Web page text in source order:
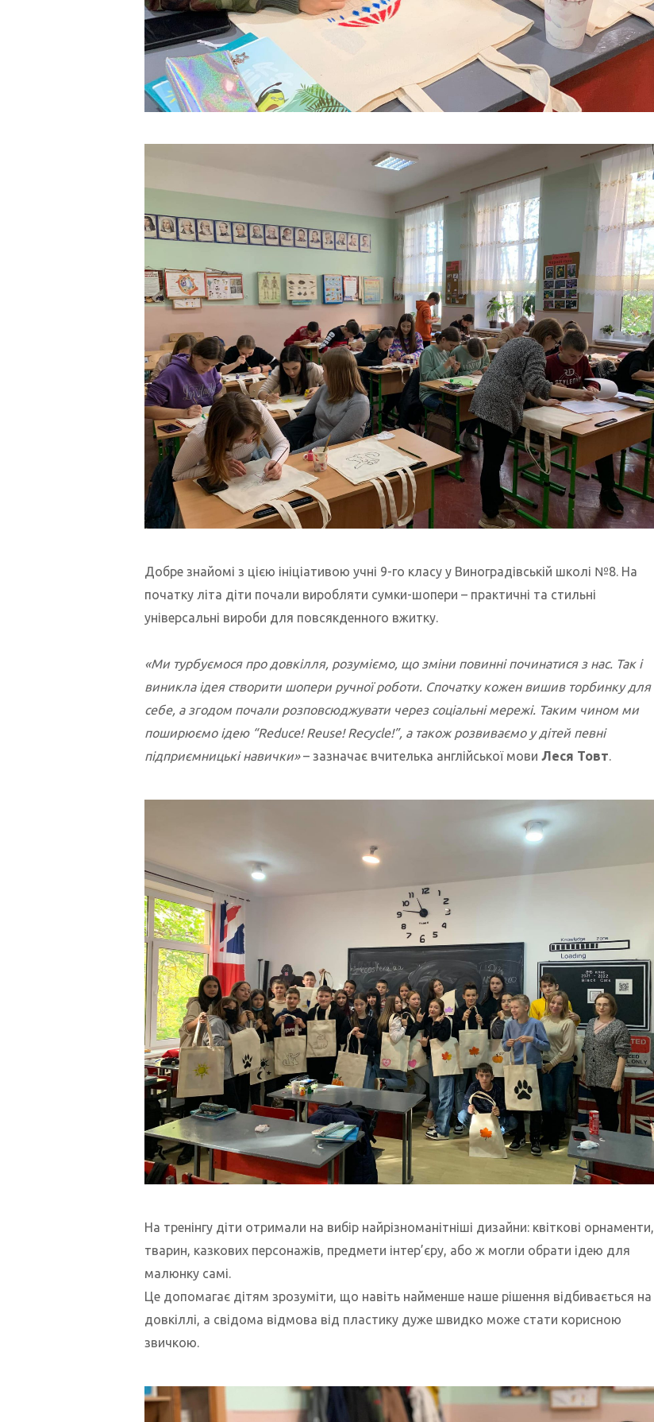
Добре знайомі з цією ініціативою учні 9-го класу у Виноградівській школі №8. На
початку літа діти почали виробляти сумки-шопери – практичні та стильні
універсальні вироби для повсякденного вжитку.
«Ми турбуємося про довкілля, розуміємо, що зміни повинні починатися з нас. Так і
виникла ідея створити шопери ручної роботи. Спочатку кожен вишив торбинку для
себе, а згодом почали розповсюджувати через соціальні мережі. Таким чином ми
поширюємо ідею “Reduce! Reuse! Recycle!”, а також розвиваємо у дітей певні
підприємницькі навички»– зазначає вчителька англійської мови Леся Товт.
На тренінгу діти отримали на вибір найрізноманітніші дизайни: квіткові орнаменти,
тварин, казкових персонажів, предмети інтер’єру, або ж могли обрати ідею для
малюнку самі.
Це допомагає дітям зрозуміти, що навіть найменше наше рішення відбивається на
довкіллі, а свідома відмова від пластику дуже швидко може стати корисною
звичкою.